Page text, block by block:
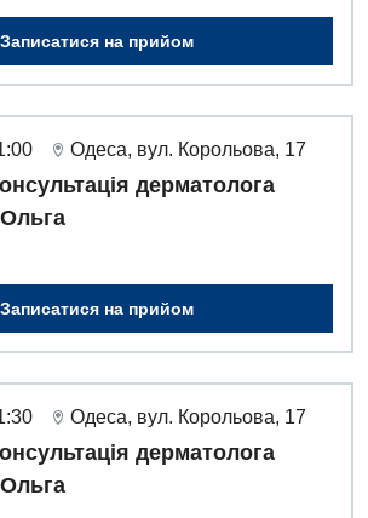
Записатися на прийом
Одеса, вул. Корольова, 17
дерматолога
Записатися на прийом
Одеса, вул. Корольова, 17
дерматолога